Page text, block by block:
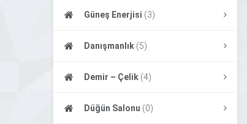
Güneş Enerjisi (3)
Danışmanlık (5)
Demir – Çelik (4)
Düğün Salonu (0)